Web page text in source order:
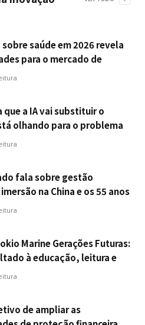
saúde em 2026 revela
para o mercado de
cobertura e prevenção
que a IA vai substituir o
olhando para o problema
fala sobre gestão
na China e os 55 anos
Marine Gerações Futuras:
à educação, leitura e
de ampliar as